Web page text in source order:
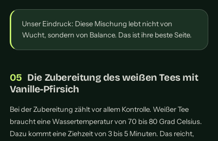
Unser Eindruck: Diese Mischung lebt nicht von
Wucht, sondern von Balance. Das ist ihre beste Seite.
Die Zubereitung des weißen Tees mit
Vanille-Pfirsich
Bei der Zubereitung zählt vor allem Kontrolle. Weißer Tee
braucht eine Wassertemperatur von 70 bis 80 Grad Celsius.
Dazu kommt eine Ziehzeit von 3 bis 5 Minuten. Das reicht,